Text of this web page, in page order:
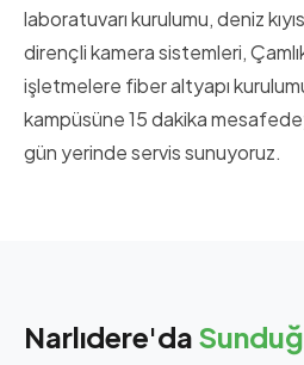
laboratuvarı kurulumu, deniz
dirençli kamera sistemleri,
işletmelere fiber altyapı
kampüsüne 15 dakika
gün yerinde servis sunuyoruz.
Narlıdere'da